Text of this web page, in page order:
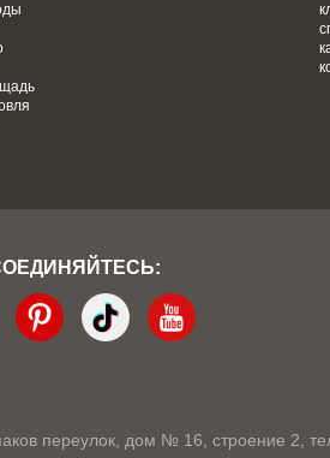
переулок, дом № 16, строение 2,